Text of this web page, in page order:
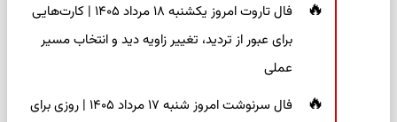
فال تاروت امروز یکشنبه ۱۸ مرداد ۱۴۰۵ | کارت‌هایی
برای عبور از تردید، تغییر زاویه دید و انتخاب مسیر
عملی
فال سرنوشت امروز شنبه ۱۷ مرداد ۱۴۰۵ | روزی برای